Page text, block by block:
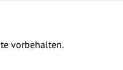
vorbehalten.